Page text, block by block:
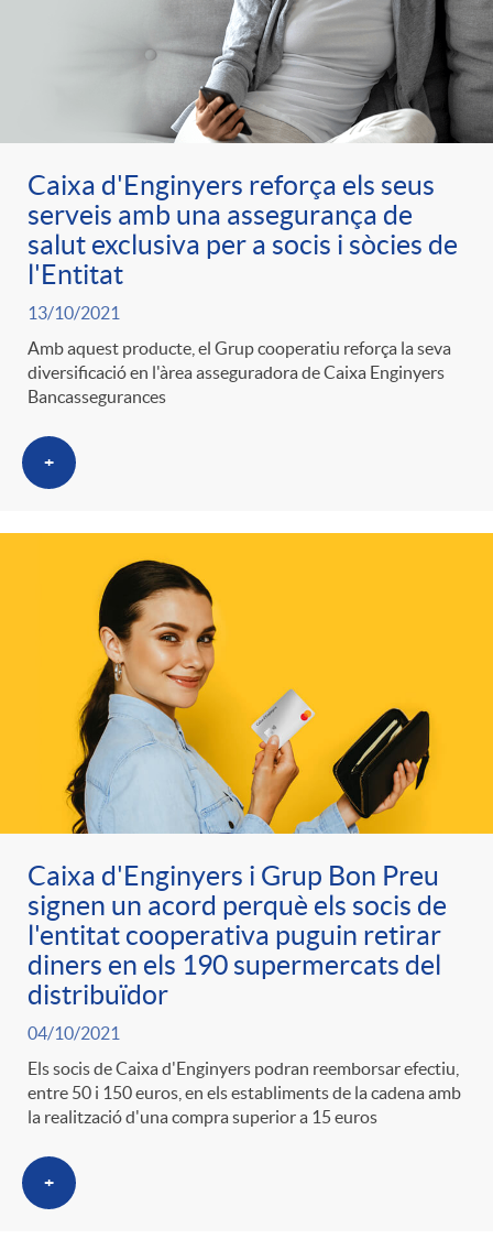
r
i
a
s
Caixa d'Enginyers reforça els seus
serveis amb una assegurança de
salut exclusiva per a socis i sòcies de
l'Entitat
13/10/2021
Amb aquest producte, el Grup cooperatiu reforça la seva
diversificació en l'àrea asseguradora de Caixa Enginyers
Bancassegurances
+
Caixa d'Enginyers i Grup Bon Preu
signen un acord perquè els socis de
l'entitat cooperativa puguin retirar
diners en els 190 supermercats del
distribuïdor
04/10/2021
Els socis de Caixa d'Enginyers podran reemborsar efectiu,
entre 50 i 150 euros, en els establiments de la cadena amb
la realització d'una compra superior a 15 euros
+